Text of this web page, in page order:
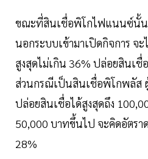
ขณะที่สินเชื่อพิโกไฟแนนซ์นั้น
นอกระบบเข้ามาเปิดกิจการ จะ
สูงสุดไม่เกิน 36% ปล่อยสินเชื่
ส่วนกรณีเป็นสินเชื่อพิโกพลัส
ปล่อยสินเชื่อได้สูงสุดถึง
50,000 บาทขึ้นไป จะคิดอัตรา
28%